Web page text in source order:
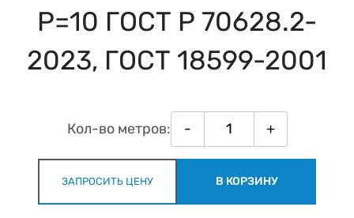
Р=10 ГОСТ Р 70628.2-
2023, ГОСТ 18599-2001
Кол-во метров: - +
ЗАПРОСИТЬ ЦЕНУ В КОРЗИНУ